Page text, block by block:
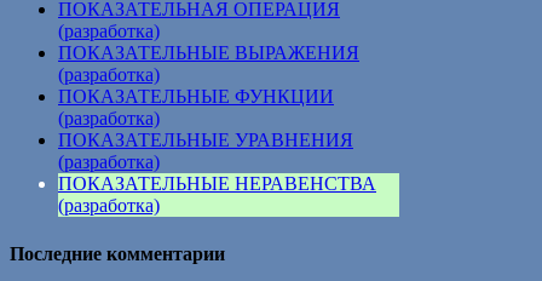
ПОКАЗАТЕЛЬНАЯ ОПЕРАЦИЯ
(разработка)
ПОКАЗАТЕЛЬНЫЕ ВЫРАЖЕНИЯ
(разработка)
ПОКАЗАТЕЛЬНЫЕ ФУНКЦИИ
(разработка)
ПОКАЗАТЕЛЬНЫЕ УРАВНЕНИЯ
(разработка)
ПОКАЗАТЕЛЬНЫЕ НЕРАВЕНСТВА
(разработка)
Последние комментарии